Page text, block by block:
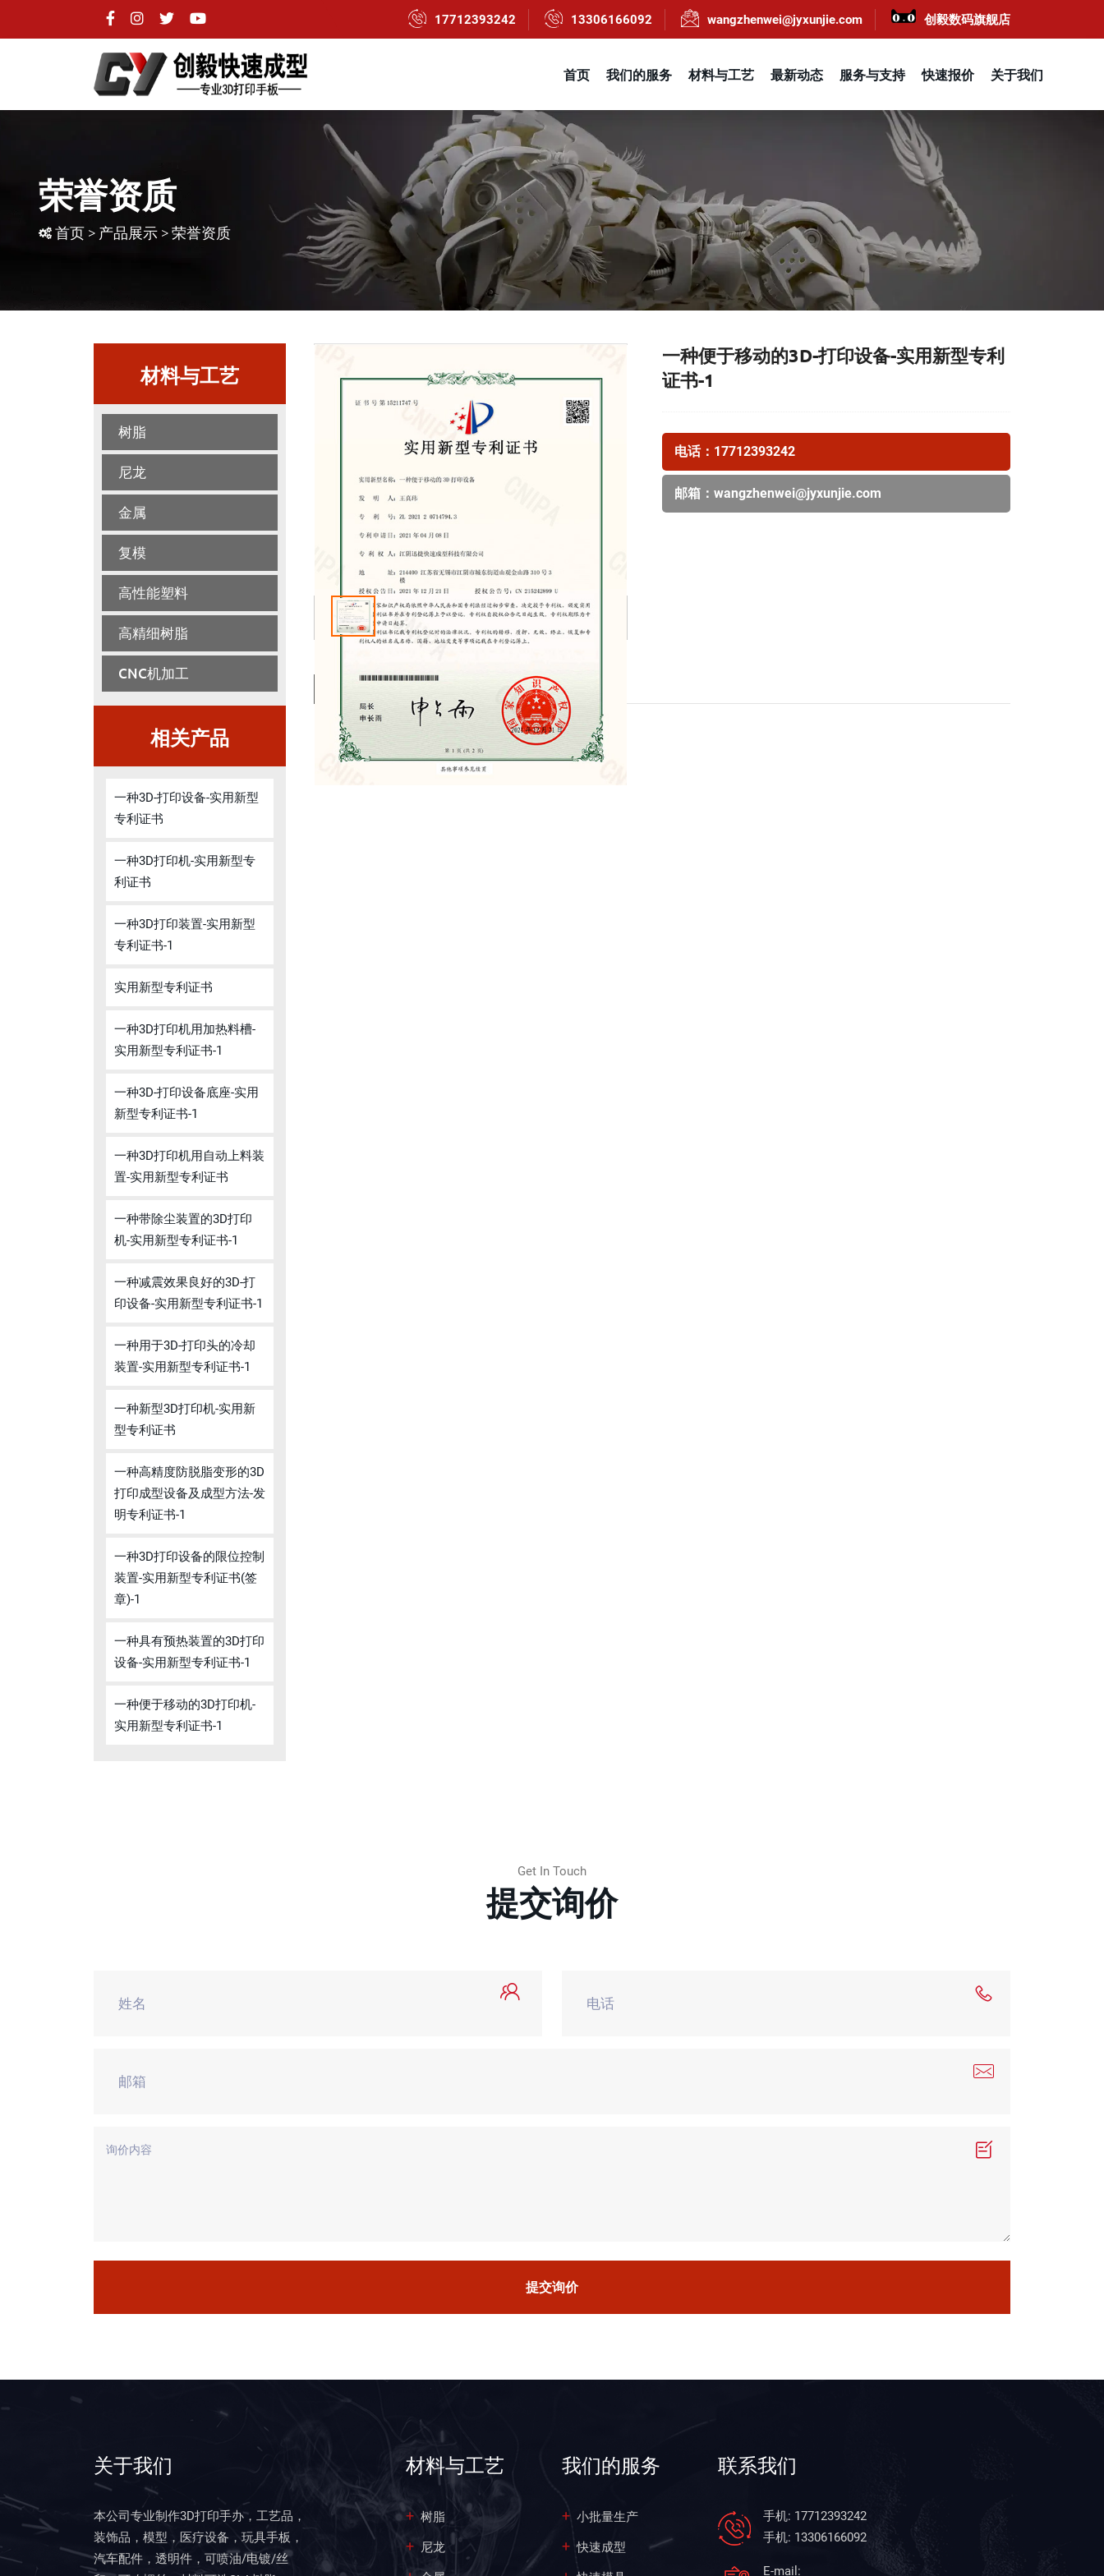
17712393242 13306166092 wangzhenwei@jyxunjie.com 创毅数码旗舰店
首页 我们的服务 材料与工艺 最新动态 服务与支持 快速报价 关于我们
荣誉资质
首页 > 产品展示 >荣誉资质
材料与工艺
树脂
尼龙
金属
复模
高性能塑料
高精细树脂
CNC机加工
相关产品
一种3D-打印设备-实用新型
专利证书
一种3D打印机-实用新型专
利证书
一种3D打印装置-实用新型
专利证书-1
实用新型专利证书
一种3D打印机用加热料槽-
实用新型专利证书-1
一种3D-打印设备底座-实用
新型专利证书-1
一种3D打印机用自动上料装
置-实用新型专利证书
一种带除尘装置的3D打印
机-实用新型专利证书-1
一种减震效果良好的3D-打
印设备-实用新型专利证书-1
一种用于3D-打印头的冷却
装置-实用新型专利证书-1
一种新型3D打印机-实用新
型专利证书
一种高精度防脱脂变形的3D
打印成型设备及成型方法-发
明专利证书-1
一种3D打印设备的限位控制
装置-实用新型专利证书(签
章)-1
一种具有预热装置的3D打印
设备-实用新型专利证书-1
一种便于移动的3D打印机-
实用新型专利证书-1
一种便于移动的3D-打印设备-实用新型专利
证书-1
电话： 17712393242
邮箱： wangzhenwei@jyxunjie.com
Get In Touch
提交询价
提交询价
关于我们
本公司专业制作3D打印手办，工艺品，
装饰品，模型，医疗设备，玩具手板，
汽车配件，透明件，可喷油/电镀/丝
材料与工艺
树脂
尼龙
我们的服务
小批量生产
快速成型
联系我们
手机: 17712393242
手机: 13306166092
E-mail: